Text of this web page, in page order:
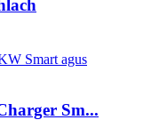
Sm...